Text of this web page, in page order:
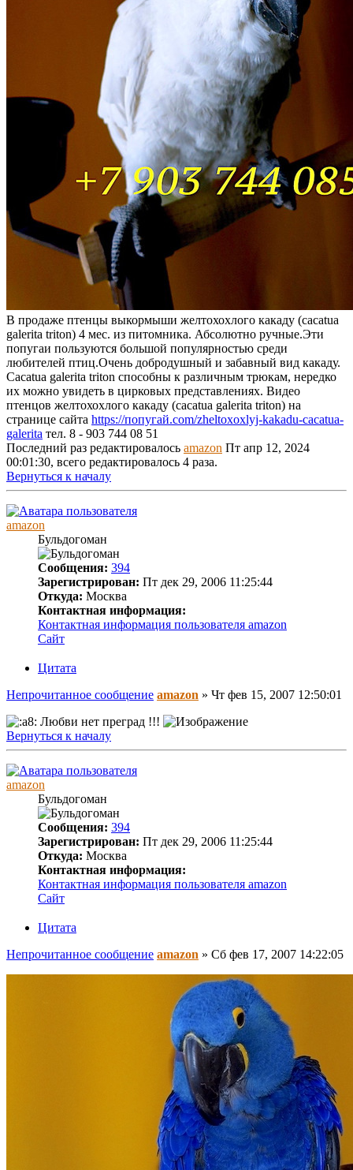
В продаже птенцы выкормыши желтохохлого какаду (cacatua
galerita triton) 4 мес. из питомника. Абсолютно ручные.Эти
попугаи пользуются большой популярностью среди
любителей птиц.Очень добродушный и забавный вид какаду.
Cacatua galerita triton способны к различным трюкам, нередко
их можно увидеть в цирковых представлениях. Видео
птенцов желтохохлого какаду (cacatua galerita triton) на
странице сайта https://попугай.com/zheltoxoxlyj-kakadu-cacatua-
galerita тел. 8 - 903 744 08 51
Последний раз редактировалось amazon Пт апр 12, 2024
00:01:30, всего редактировалось 4 раза.
Вернуться к началу
amazon
Бульдогоман
Сообщения: 394
Зарегистрирован: Пт дек 29, 2006 11:25:44
Откуда: Москва
Контактная информация:
Контактная информация пользователя amazon
Сайт
Цитата
Непрочитанное сообщение amazon » Чт фев 15, 2007 12:50:01
Любви нет преград !!!
Вернуться к началу
amazon
Бульдогоман
Сообщения: 394
Зарегистрирован: Пт дек 29, 2006 11:25:44
Откуда: Москва
Контактная информация:
Контактная информация пользователя amazon
Сайт
Цитата
Непрочитанное сообщение amazon » Сб фев 17, 2007 14:22:05